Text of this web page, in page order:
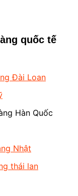
quốc tế
Đài Loan
Hàn Quốc
Nhật
thái lan